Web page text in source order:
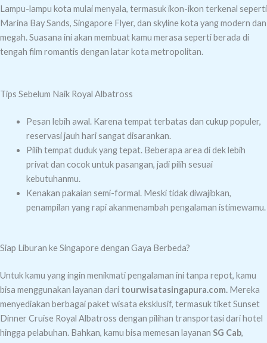
Lampu-lampu kota mulai menyala, termasuk ikon-ikon terkenal seperti
Marina Bay Sands, Singapore Flyer, dan skyline kota yang modern dan
megah. Suasana ini akan membuat kamu merasa seperti berada di
tengah film romantis dengan latar kota metropolitan.
Tips Sebelum Naik Royal Albatross
Pesan lebih awal. Karena tempat terbatas dan cukup populer,
reservasi jauh hari sangat disarankan.
Pilih tempat duduk yang tepat. Beberapa area di dek lebih
privat dan cocok untuk pasangan, jadi pilih sesuai
kebutuhanmu.
Kenakan pakaian semi-formal. Meski tidak diwajibkan,
penampilan yang rapi akanmenambah pengalaman istimewamu.
Siap Liburan ke Singapore dengan Gaya Berbeda?
Untuk kamu yang ingin menikmati pengalaman ini tanpa repot, kamu
bisa menggunakan layanan dari tourwisatasingapura.com. Mereka
menyediakan berbagai paket wisata eksklusif, termasuk tiket Sunset
Dinner Cruise Royal Albatross dengan pilihan transportasi dari hotel
hingga pelabuhan. Bahkan, kamu bisa memesan layanan SG Cab,